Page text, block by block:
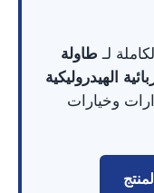
لـ طاولة
وخيارات